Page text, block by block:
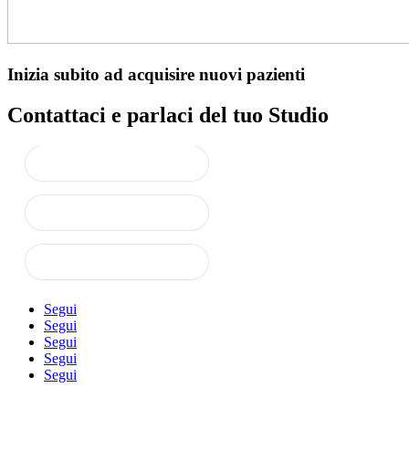
Inizia subito ad acquisire nuovi pazienti
Contattaci e parlaci del tuo Studio
Segui
Segui
Segui
Segui
Segui